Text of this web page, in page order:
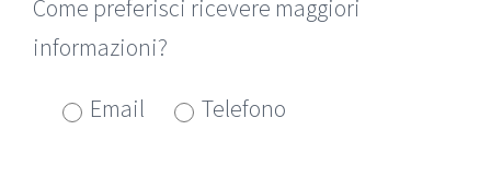
Come preferisci ricevere maggiori
informazioni?
Email
Telefono